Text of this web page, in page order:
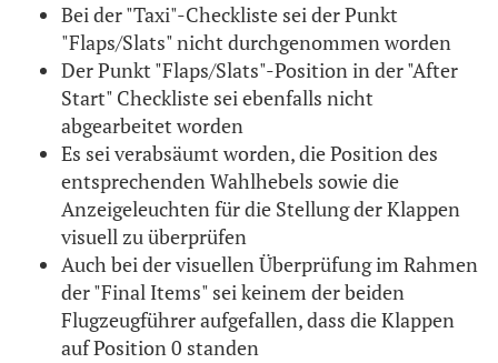
Bei der "Taxi"-Checkliste sei der Punkt
"Flaps/Slats" nicht durchgenommen worden
Der Punkt "Flaps/Slats"-Position in der "After
Start" Checkliste sei ebenfalls nicht
abgearbeitet worden
Es sei verabsäumt worden, die Position des
entsprechenden Wahlhebels sowie die
Anzeigeleuchten für die Stellung der Klappen
visuell zu überprüfen
Auch bei der visuellen Überprüfung im Rahmen
der "Final Items" sei keinem der beiden
Flugzeugführer aufgefallen, dass die Klappen
auf Position 0 standen